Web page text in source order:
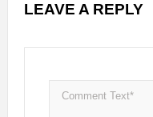
LEAVE A REPLY